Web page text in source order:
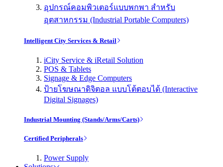
อุปกรณ์คอมพิวเตอร์แบบพกพา สำหรับ
อุตสาหกรรม (Industrial Portable Computers)
Intelligent City Services & Retail
iCity Service & iRetail Solution
POS & Tablets
Signage & Edge Computers
ป้ายโฆษณาดิจิตอล แบบโต้ตอบได้ (Interactive
Digital Signages)
Industrial Mounting (Stands/Arms/Carts)
Certified Peripherals
Power Supply